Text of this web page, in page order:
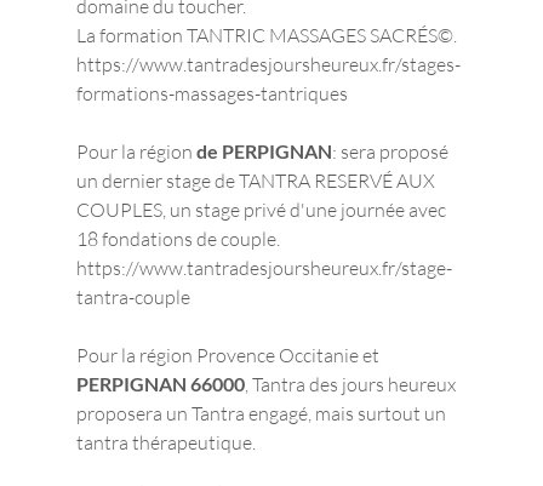
domaine du toucher.
La formation TANTRIC MASSAGES SACRÉS©.
https://www.tantradesjoursheureux.fr/stages-
formations-massages-tantriques
Pour la région de PERPIGNAN: sera proposé
un dernier stage de TANTRA RESERVÉ AUX
COUPLES, un stage privé d'une journée avec
18 fondations de couple.
https://www.tantradesjoursheureux.fr/stage-
tantra-couple
Pour la région Provence Occitanie et
PERPIGNAN 66000, Tantra des jours heureux
proposera un Tantra engagé, mais surtout un
tantra thérapeutique.